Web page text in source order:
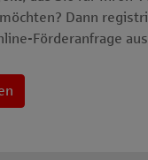
Dann
Förderanfrage